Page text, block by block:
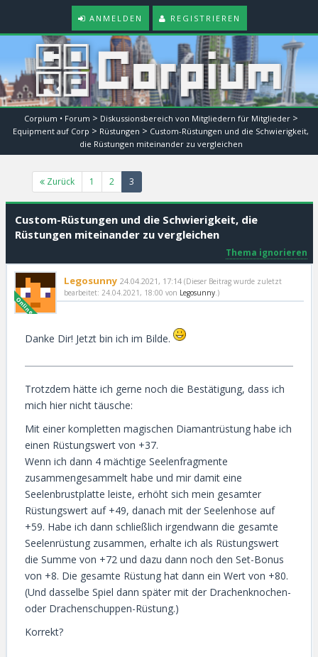
ANMELDEN REGISTRIEREN
Corpium • Forum > Diskussionsbereich von Mitgliedern für Mitglieder >
Equipment auf Corp > Rüstungen > Custom-Rüstungen und die Schwierigkeit,
die Rüstungen miteinander zu vergleichen
Zurück 1 2 3
Custom-Rüstungen und die Schwierigkeit, die
Rüstungen miteinander zu vergleichen
Thema ignorieren
Legosunny 24.04.2021, 17:14 (Dieser Beitrag wurde zuletzt
bearbeitet: 24.04.2021, 18:00 von Legosunny.)
Danke Dir! Jetzt bin ich im Bilde.
Trotzdem hätte ich gerne noch die Bestätigung, dass ich
mich hier nicht täusche:
Mit einer kompletten magischen Diamantrüstung habe ich
einen Rüstungswert von +37.
Wenn ich dann 4 mächtige Seelenfragmente
zusammengesammelt habe und mir damit eine
Seelenbrustplatte leiste, erhöht sich mein gesamter
Rüstungswert auf +49, danach mit der Seelenhose auf
+59. Habe ich dann schließlich irgendwann die gesamte
Seelenrüstung zusammen, erhalte ich als Rüstungswert
die Summe von +72 und dazu dann noch den Set-Bonus
von +8. Die gesamte Rüstung hat dann ein Wert von +80.
(Und dasselbe Spiel dann später mit der Drachenknochen-
oder Drachenschuppen-Rüstung.)
Korrekt?